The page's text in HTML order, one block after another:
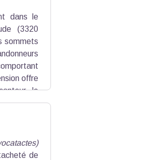
dans le
(3320
sommets
offre
le
Aiguilles
des
grand
de